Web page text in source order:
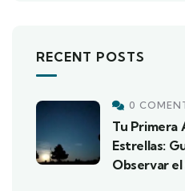
RECENT POSTS
0
Tu Primera
Estrellas:
Observar el